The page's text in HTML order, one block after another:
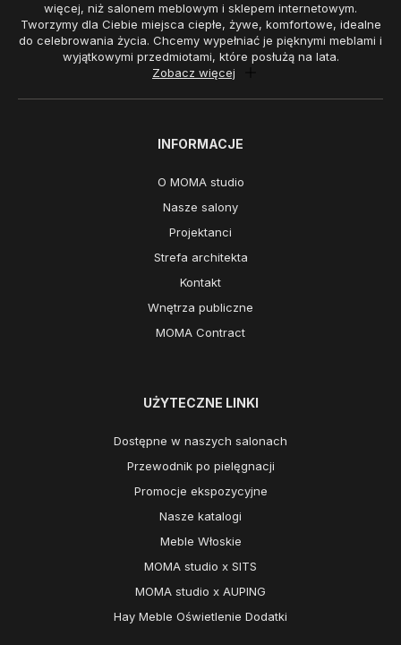
więcej, niż salonem meblowym i sklepem internetowym.
Tworzymy dla Ciebie miejsca ciepłe, żywe, komfortowe, idealne
do celebrowania życia. Chcemy wypełniać je pięknymi meblami i
wyjątkowymi przedmiotami, które posłużą na lata.
Zobacz więcej
INFORMACJE
O MOMA studio
Nasze salony
Projektanci
Strefa architekta
Kontakt
Wnętrza publiczne
MOMA Contract
UŻYTECZNE LINKI
Dostępne w naszych salonach
Przewodnik po pielęgnacji
Promocje ekspozycyjne
Nasze katalogi
Meble Włoskie
MOMA studio x SITS
MOMA studio x AUPING
Hay Meble Oświetlenie Dodatki